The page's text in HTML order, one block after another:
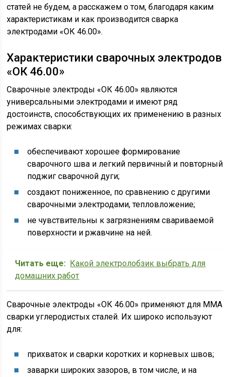
статей не будем, а расскажем о том, благодаря каким
характеристикам и как производится сварка
электродами «ОК 46.00».
Характеристики сварочных электродов
«ОК 46.00»
Сварочные электроды «ОК 46.00» являются
универсальными электродами и имеют ряд
достоинств, способствующих их применению в разных
режимах сварки:
обеспечивают хорошее формирование
сварочного шва и легкий первичный и повторный
поджиг сварочной дуги;
создают пониженное, по сравнению с другими
сварочными электродами, тепловложение;
не чувствительны к загрязнениям свариваемой
поверхности и ржавчине на ней.
Читать еще: Какой электролобзик выбрать для
домашних работ
Сварочные электроды «ОК 46.00» применяют для ММА
сварки углеродистых сталей. Их широко используют
для:
прихваток и сварки коротких и корневых швов;
заварки широких зазоров, в том числе, и на